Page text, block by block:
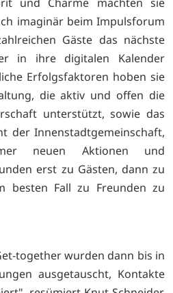
imaginär beim Impulsforum
Gäste das nächste
in ihre digitalen Kalender
Erfolgsfaktoren hoben sie
die aktiv und offen die
unterstützt, sowie das
der Innenstadtgemeinschaft,
neuen Aktionen und
erst zu Gästen, dann zu
besten Fall zu Freunden zu
together wurden dann bis in
ausgetauscht, Kontakte